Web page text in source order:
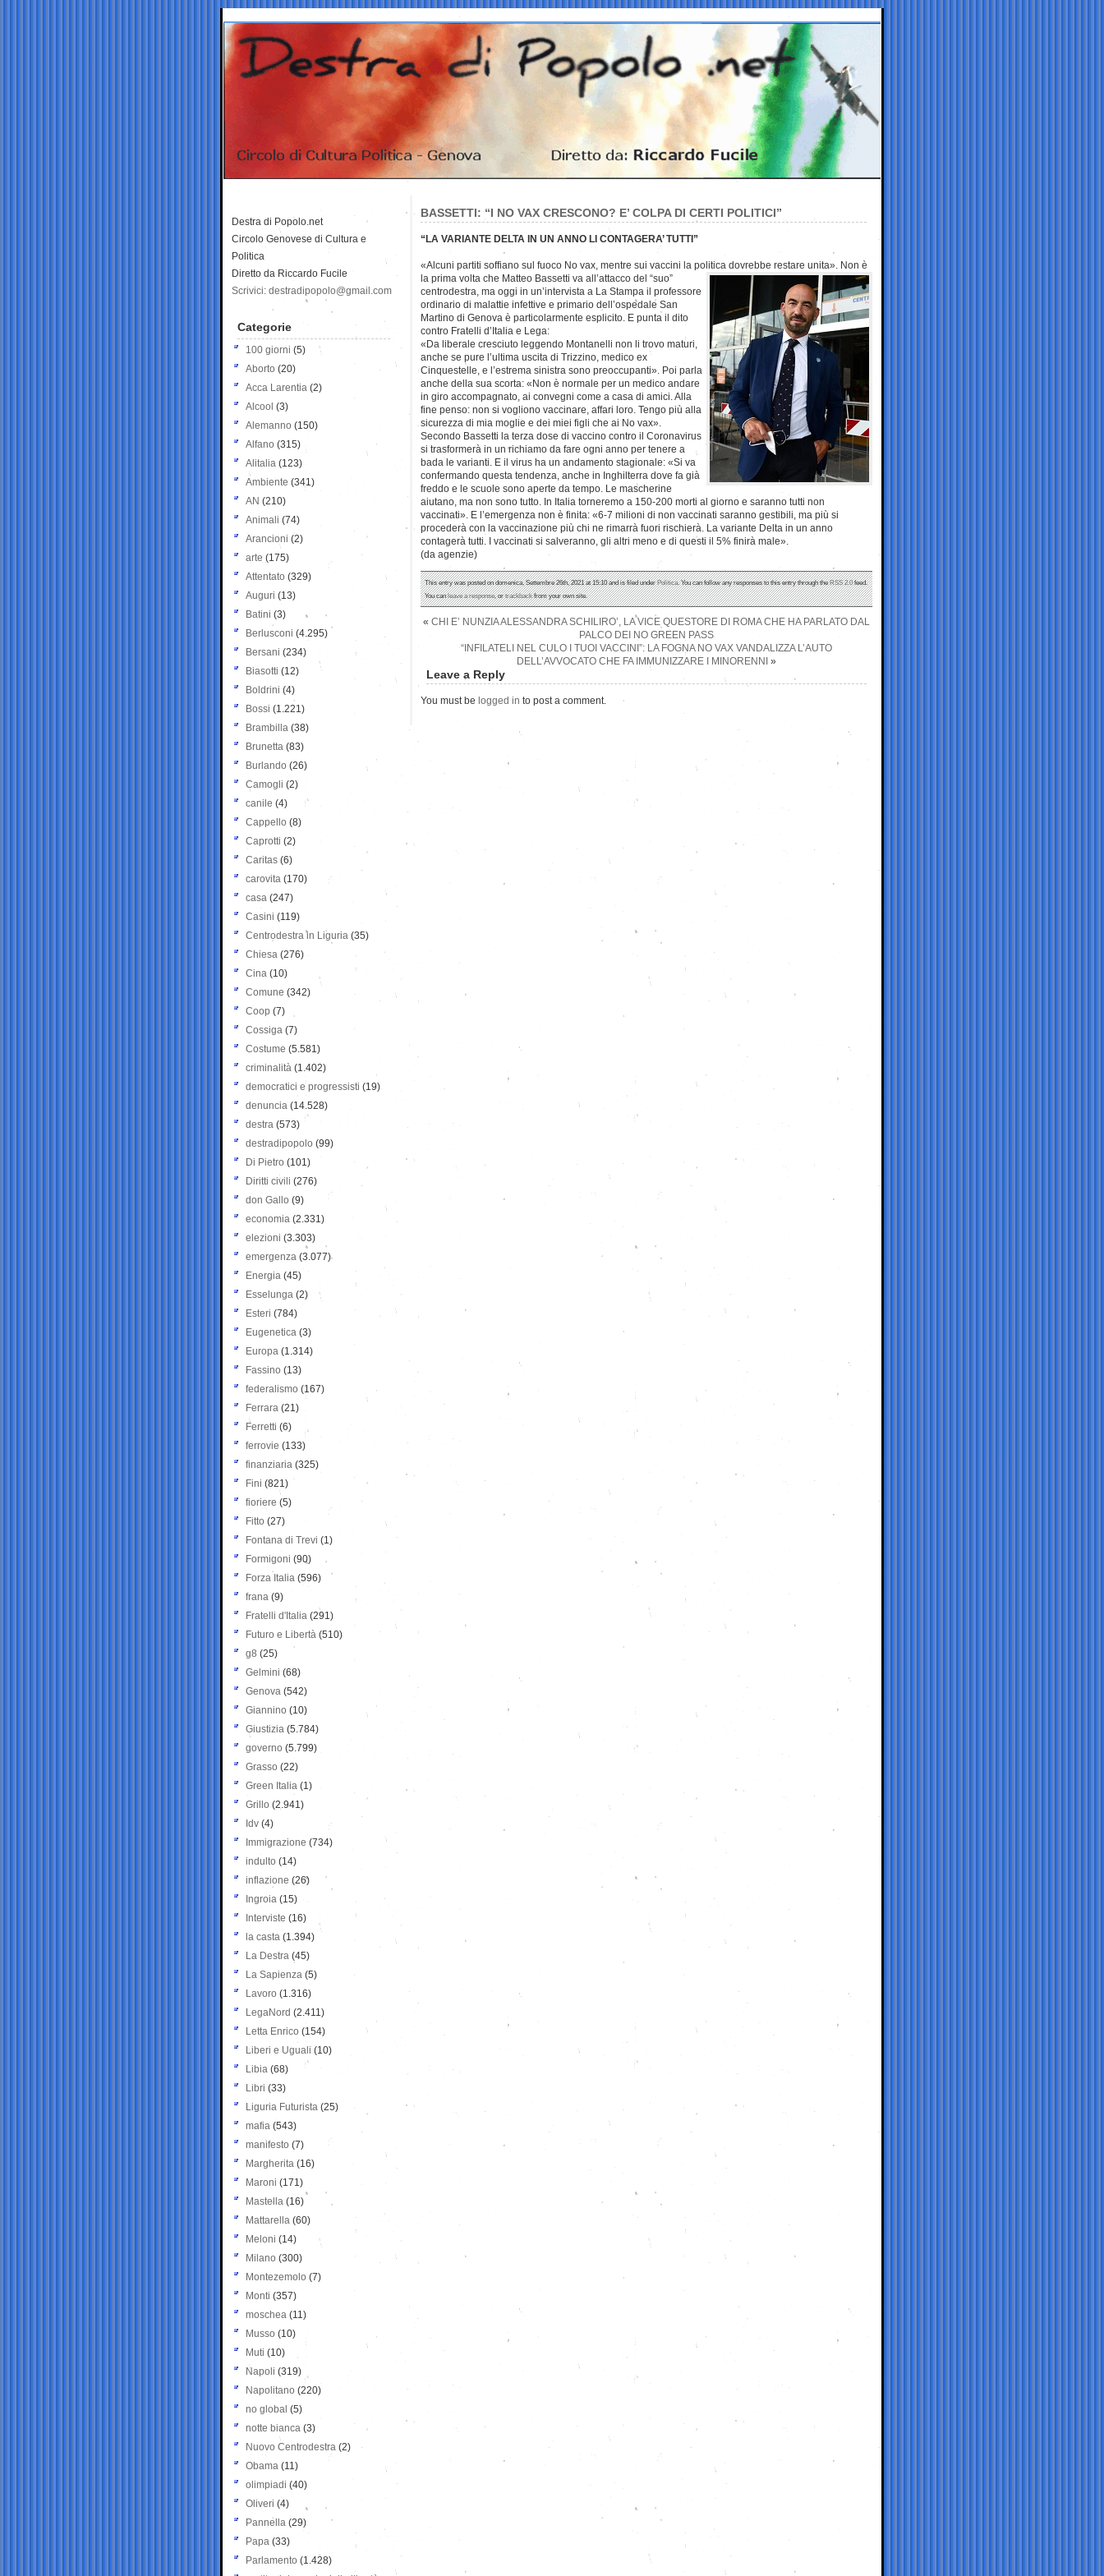
BASSETTI: “I NO VAX CRESCONO? E’ COLPA DI CERTI POLITICI”
“LA VARIANTE DELTA IN UN ANNO LI CONTAGERA’ TUTTI”
«Alcuni partiti soffiano sul fuoco No vax, mentre sui vaccini la politica dovrebbe restare unita». Non è
la prima volta che Matteo Bassetti va all’attacco del “suo”
centrodestra, ma oggi in un’intervista a La Stampa il professore
ordinario di malattie infettive e primario dell’ospedale San
Martino di Genova è particolarmente esplicito. E punta il dito
contro Fratelli d’Italia e Lega:
«Da liberale cresciuto leggendo Montanelli non li trovo maturi,
anche se pure l’ultima uscita di Trizzino, medico ex
Cinquestelle, e l’estrema sinistra sono preoccupanti». Poi parla
anche della sua scorta: «Non è normale per un medico andare
in giro accompagnato, ai convegni come a casa di amici. Alla
fine penso: non si vogliono vaccinare, affari loro. Tengo più alla
sicurezza di mia moglie e dei miei figli che ai No vax».
Secondo Bassetti la terza dose di vaccino contro il Coronavirus
si trasformerà in un richiamo da fare ogni anno per tenere a
bada le varianti. E il virus ha un andamento stagionale: «Si va
confermando questa tendenza, anche in Inghilterra dove fa già
freddo e le scuole sono aperte da tempo. Le mascherine
aiutano, ma non sono tutto. In Italia torneremo a 150-200 morti al giorno e saranno tutti non
vaccinati». E l’emergenza non è finita: «6-7 milioni di non vaccinati saranno gestibili, ma più si
procederà con la vaccinazione più chi ne rimarrà fuori rischierà. La variante Delta in un anno
contagerà tutti. I vaccinati si salveranno, gli altri meno e di questi il 5% finirà male».
(da agenzie)
This entry was posted on domenica, Settembre 26th, 2021 at 15:10 and is filed underPolitica. You can follow any responses to this entry through theRSS 2.0feed.
You canleave a response, ortrackbackfrom your own site.
« CHI E’ NUNZIA ALESSANDRA SCHILIRO’, LA VICE QUESTORE DI ROMA CHE HA PARLATO DAL
PALCO DEI NO GREEN PASS
“INFILATELI NEL CULO I TUOI VACCINI”: LA FOGNA NO VAX VANDALIZZA L’AUTO
DELL’AVVOCATO CHE FA IMMUNIZZARE I MINORENNI »
Leave a Reply
You must be logged in to post a comment.
Destra di Popolo.net
Circolo Genovese di Cultura e
Politica
Diretto da Riccardo Fucile
Scrivici: destradipopolo@gmail.com
Categorie
100 giorni (5)
Aborto (20)
Acca Larentia (2)
Alcool (3)
Alemanno (150)
Alfano (315)
Alitalia (123)
Ambiente (341)
AN (210)
Animali (74)
Arancioni (2)
arte (175)
Attentato (329)
Auguri (13)
Batini (3)
Berlusconi (4.295)
Bersani (234)
Biasotti (12)
Boldrini (4)
Bossi (1.221)
Brambilla (38)
Brunetta (83)
Burlando (26)
Camogli (2)
canile (4)
Cappello (8)
Caprotti (2)
Caritas (6)
carovita (170)
casa (247)
Casini (119)
Centrodestra in Liguria (35)
Chiesa (276)
Cina (10)
Comune (342)
Coop (7)
Cossiga (7)
Costume (5.581)
criminalità (1.402)
democratici e progressisti (19)
denuncia (14.528)
destra (573)
destradipopolo (99)
Di Pietro (101)
Diritti civili (276)
don Gallo (9)
economia (2.331)
elezioni (3.303)
emergenza (3.077)
Energia (45)
Esselunga (2)
Esteri (784)
Eugenetica (3)
Europa (1.314)
Fassino (13)
federalismo (167)
Ferrara (21)
Ferretti (6)
ferrovie (133)
finanziaria (325)
Fini (821)
fioriere (5)
Fitto (27)
Fontana di Trevi (1)
Formigoni (90)
Forza Italia (596)
frana (9)
Fratelli d'Italia (291)
Futuro e Libertà (510)
g8 (25)
Gelmini (68)
Genova (542)
Giannino (10)
Giustizia (5.784)
governo (5.799)
Grasso (22)
Green Italia (1)
Grillo (2.941)
Idv (4)
Immigrazione (734)
indulto (14)
inflazione (26)
Ingroia (15)
Interviste (16)
la casta (1.394)
La Destra (45)
La Sapienza (5)
Lavoro (1.316)
LegaNord (2.411)
Letta Enrico (154)
Liberi e Uguali (10)
Libia (68)
Libri (33)
Liguria Futurista (25)
mafia (543)
manifesto (7)
Margherita (16)
Maroni (171)
Mastella (16)
Mattarella (60)
Meloni (14)
Milano (300)
Montezemolo (7)
Monti (357)
moschea (11)
Musso (10)
Muti (10)
Napoli (319)
Napolitano (220)
no global (5)
notte bianca (3)
Nuovo Centrodestra (2)
Obama (11)
olimpiadi (40)
Oliveri (4)
Pannella (29)
Papa (33)
Parlamento (1.428)